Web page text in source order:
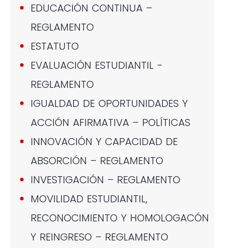
EDUCACIÓN CONTINUA –
REGLAMENTO
ESTATUTO
EVALUACIÓN ESTUDIANTIL -
REGLAMENTO
IGUALDAD DE OPORTUNIDADES Y
ACCIÓN AFIRMATIVA – POLÍTICAS
INNOVACIÓN Y CAPACIDAD DE
ABSORCIÓN – REGLAMENTO
INVESTIGACIÓN – REGLAMENTO
MOVILIDAD ESTUDIANTIL,
RECONOCIMIENTO Y HOMOLOGACÓN
Y REINGRESO – REGLAMENTO